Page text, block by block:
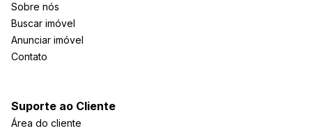
Sobre nós
Buscar imóvel
Anunciar imóvel
Contato
Suporte ao Cliente
Área do cliente